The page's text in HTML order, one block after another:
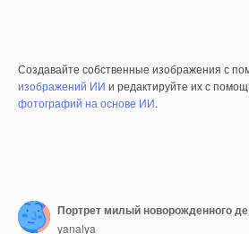
Создавайте собственные изображения с
изображений ИИ и редактируйте их с
фотографий на основе ИИ.
Портрет милый новорожденного
yanalya